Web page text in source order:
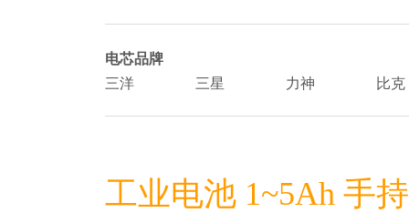
电芯品牌
三洋
三星 力神 比克
工业电池 1~5Ah 手